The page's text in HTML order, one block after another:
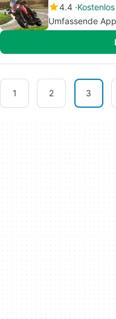
4.4 Kostenlos
Umfassende
1 2 3